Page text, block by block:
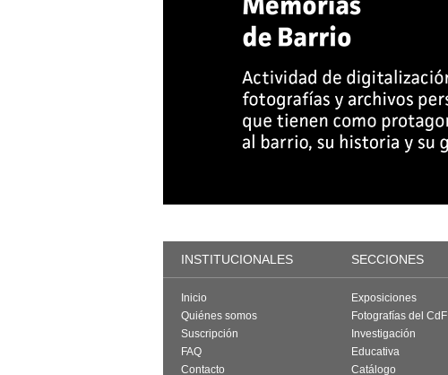
INSTITUCIONALES SECCIONES
Inicio
Quiénes somos
Suscripción
FAQ
Contacto
Exposiciones
Fotografías del CdF
Investigación
Educativa
Catálogo